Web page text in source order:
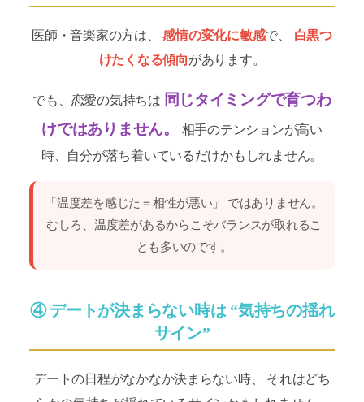
医師・音楽家の方は、感情の変化に敏感で、 白黒つ
けたくなる傾向があります。
でも、恋愛の気持ちは 同じタイミングで育つわ
けではありません。
相手のテンションが高い
時、自分が落ち着いているだけかもしれません。
「温度差を感じた＝相性が悪い」 ではありません。
むしろ、温度差があるからこそバランスが取れるこ
とも多いのです。
④ デートが決まらない時は “気持ちの揺れ
サイン”
デートの日程がなかなか決まらない時、 それはどち